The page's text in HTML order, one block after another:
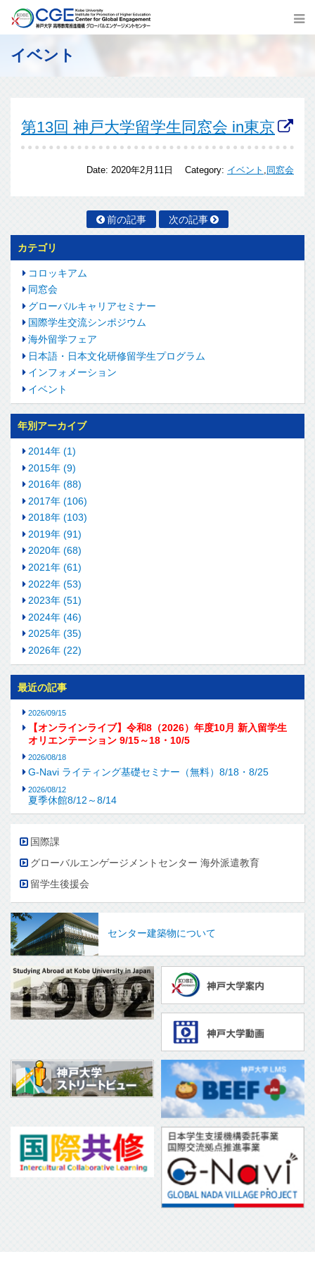
イベント
第13回 神戸大学留学生同窓会 in東京
Date:2020年2月11日 Category: イベント , 同窓会
前の記事 次の記事
カテゴリ
コロッキアム
同窓会
グローバルキャリアセミナー
国際学生交流シンポジウム
海外留学フェア
日本語・日本文化研修留学生プログラム
インフォメーション
イベント
年別アーカイブ
2014年 (1)
2015年 (9)
2016年 (88)
2017年 (106)
2018年 (103)
2019年 (91)
2020年 (68)
2021年 (61)
2022年 (53)
2023年 (51)
2024年 (46)
2025年 (35)
2026年 (22)
最近の記事
2026/09/15
【オンラインライブ】令和8（2026）年度10月 新入留学生
オリエンテーション 9/15～18・10/5
2026/08/18
G-Navi ライティング基礎セミナー（無料）8/18・8/25
2026/08/12
夏季休館8/12～8/14
国際課
グローバルエンゲージメントセンター 海外派遣教育
留学生後援会
センター建築物について